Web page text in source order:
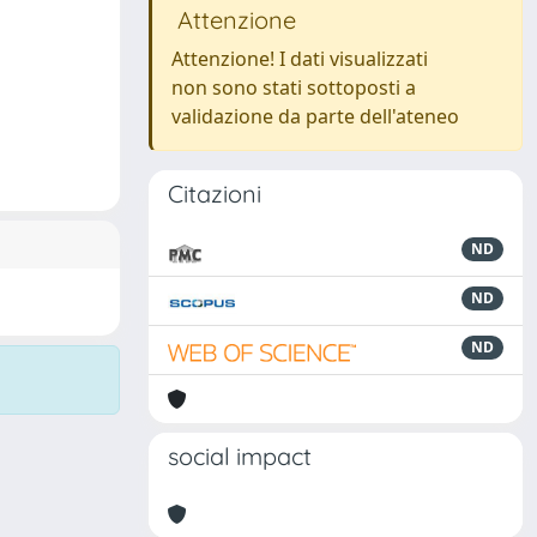
Attenzione
Attenzione! I dati visualizzati
non sono stati sottoposti a
validazione da parte dell'ateneo
Citazioni
ND
ND
ND
social impact